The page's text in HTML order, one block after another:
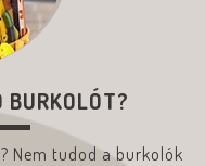
BURKOLÓT?
Nem tudod a burkolók